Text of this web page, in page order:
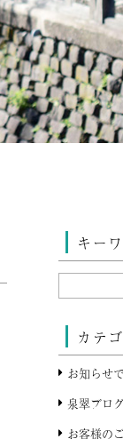
キー
カテ
お知らせで
泉翠ブログ
お客様の